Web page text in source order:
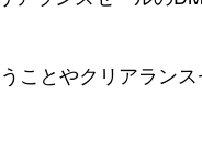
ことやクリアラン